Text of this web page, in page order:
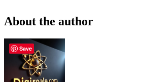
About the author
Save